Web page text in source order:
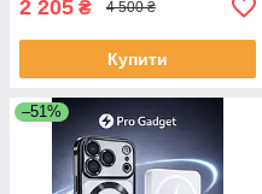
2 205 ₴ 4 500 ₴
Купити
–51%